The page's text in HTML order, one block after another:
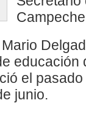
educación
el
junio.